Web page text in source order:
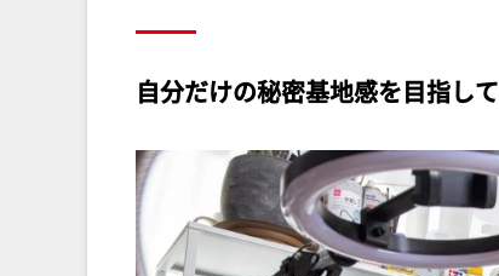
自分だけの秘密基地感を目指して